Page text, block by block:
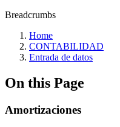
Breadcrumbs
Home
CONTABILIDAD
Entrada de datos
On this Page
Amortizaciones